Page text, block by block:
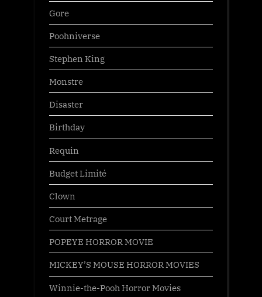
Gore
Poohniverse
Stephen King
Monstre
Disaster
Birthday
Requin
Budget Limité
Clown
Court Metrage
POPEYE HORROR MOVIE
MICKEY’S MOUSE HORROR MOVIES
Winnie-the-Pooh Horror Movies